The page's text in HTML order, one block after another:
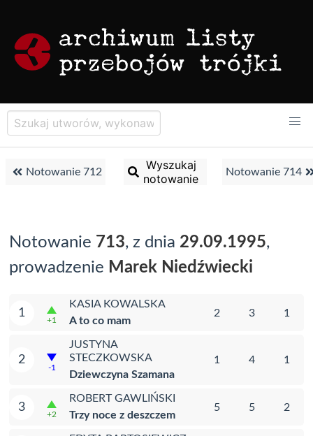
Notowanie 712
Wyszukaj
notowanie
Notowanie 714
Notowanie 713, z dnia 29.09.1995,
prowadzenie Marek Niedźwiecki
1
+1
KASIA KOWALSKA
A to co mam
2 3 1
2
-1
JUSTYNA
STECZKOWSKA
Dziewczyna Szamana
1 4 1
3
+2
ROBERT GAWLIŃSKI
Trzy noce z deszczem
5 5 2